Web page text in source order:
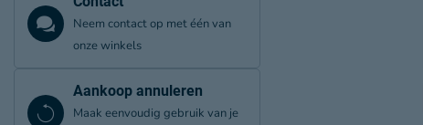
Neem contact op met één van
onze winkels
Aankoop annuleren
Maak eenvoudig gebruik van je